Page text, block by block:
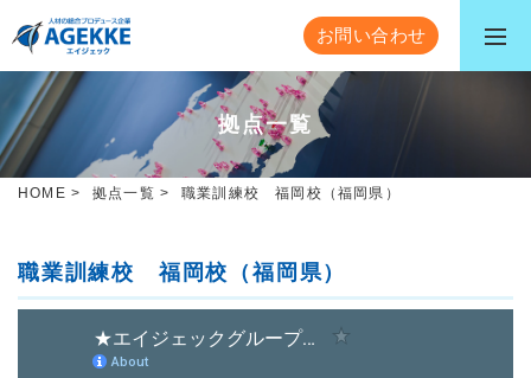
お問い合わせ
拠点一覧
HOME > 拠点一覧 > 職業訓練校 福岡校（福岡県）
職業訓練校 福岡校（福岡県）